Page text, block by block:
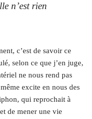
n’est rien
c’est de savoir ce
selon ce que j’en juge,
ne nous rend pas
excite en nous des
qui reprochait à
de mener une vie